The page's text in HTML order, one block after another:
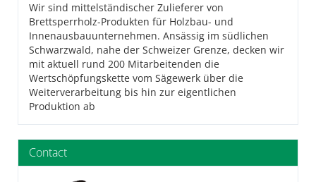
Wir sind mittelständischer Zulieferer von
Brettsperrholz-Produkten für Holzbau- und
Innenausbauunternehmen. Ansässig im südlichen
Schwarzwald, nahe der Schweizer Grenze, decken wir
mit aktuell rund 200 Mitarbeitenden die
Wertschöpfungskette vom Sägewerk über die
Weiterverarbeitung bis hin zur eigentlichen
Produktion ab
Contact